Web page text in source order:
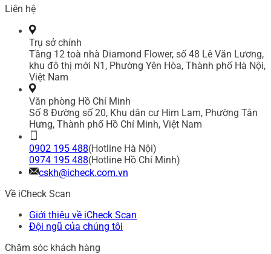
Liên hệ
Trụ sở chính
Tầng 12 toà nhà Diamond Flower, số 48 Lê Văn Lương,
khu đô thị mới N1, Phường Yên Hòa, Thành phố Hà Nội,
Việt Nam
Văn phòng Hồ Chí Minh
Số 8 Đường số 20, Khu dân cư Him Lam, Phường Tân
Hưng, Thành phố Hồ Chí Minh, Việt Nam
0902 195 488(Hotline Hà Nội)
0974 195 488(Hotline Hồ Chí Minh)
cskh@icheck.com.vn
Về iCheck Scan
Giới thiệu về iCheck Scan
Đội ngũ của chúng tôi
Chăm sóc khách hàng